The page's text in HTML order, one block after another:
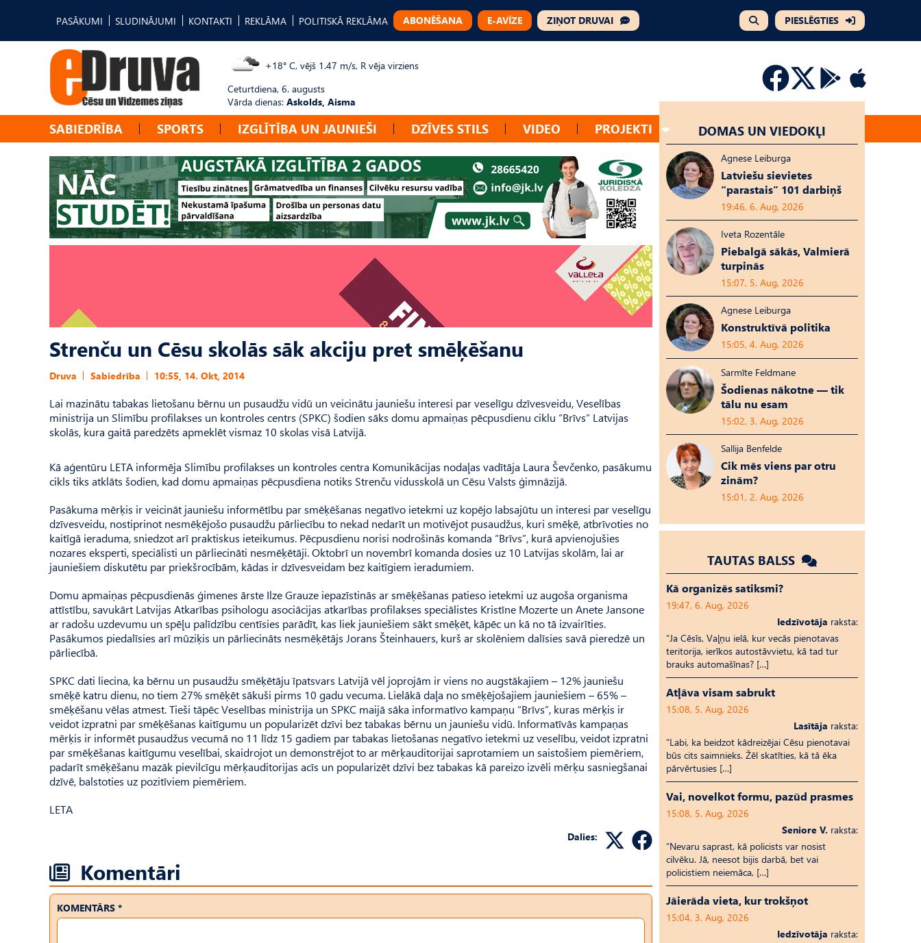
PASĀKUMI SLUDINĀJUMI KONTAKTI REKLĀMA POLITISKĀ REKLĀMA ABONĒŠANA E-AVĪZE ZIŅOT DRUVAI PIESLĒGTIES
+18° C, vējš 1.47 m/s, R vēja virziens
Ceturtdiena, 6. augusts
Vārda dienas: Askolds, Aisma
SABIEDRĪBA SPORTS IZGLĪTĪBA UN JAUNIEŠI DZĪVES STILS VIDEO PROJEKTI
Strenču un Cēsu skolās sāk akciju pret smēķēšanu
Druva Sabiedrība 10:55, 14. Okt, 2014
Lai mazinātu tabakas lietošanu bērnu un pusaudžu vidū un veicinātu jauniešu interesi par veselīgu dzīvesveidu, Veselības
ministrija un Slimību profilakses un kontroles centrs (SPKC) šodien sāks domu apmaiņas pēcpusdienu ciklu “Brīvs” Latvijas
skolās, kura gaitā paredzēts apmeklēt vismaz 10 skolas visā Latvijā.
Kā aģentūru LETA informēja Slimību profilakses un kontroles centra Komunikācijas nodaļas vadītāja Laura Ševčenko, pasākumu
cikls tiks atklāts šodien, kad domu apmaiņas pēcpusdiena notiks Strenču vidusskolā un Cēsu Valsts ģimnāzijā.
Pasākuma mērķis ir veicināt jauniešu informētību par smēķēšanas negatīvo ietekmi uz kopējo labsajūtu un interesi par veselīgu
dzīvesveidu, nostiprinot nesmēķējošo pusaudžu pārliecību to nekad nedarīt un motivējot pusaudžus, kuri smēķē, atbrīvoties no
kaitīgā ieraduma, sniedzot arī praktiskus ieteikumus. Pēcpusdienu norisi nodrošinās komanda “Brīvs”, kurā apvienojušies
nozares eksperti, speciālisti un pārliecināti nesmēķētāji. Oktobrī un novembrī komanda dosies uz 10 Latvijas skolām, lai ar
jauniešiem diskutētu par priekšrocībām, kādas ir dzīvesveidam bez kaitīgiem ieradumiem.
Domu apmaiņas pēcpusdienās ģimenes ārste Ilze Grauze iepazīstinās ar smēķēšanas patieso ietekmi uz augoša organisma
attīstību, savukārt Latvijas Atkarības psihologu asociācijas atkarības profilakses speciālistes Kristīne Mozerte un Anete Jansone
ar radošu uzdevumu un spēļu palīdzību centīsies parādīt, kas liek jauniešiem sākt smēķēt, kāpēc un kā no tā izvairīties.
Pasākumos piedalīsies arī mūziķis un pārliecināts nesmēķētājs Jorans Šteinhauers, kurš ar skolēniem dalīsies savā pieredzē un
pārliecībā.
SPKC dati liecina, ka bērnu un pusaudžu smēķētāju īpatsvars Latvijā vēl joprojām ir viens no augstākajiem – 12% jauniešu
smēķē katru dienu, no tiem 27% smēķēt sākuši pirms 10 gadu vecuma. Lielākā daļa no smēķējošajiem jauniešiem – 65% –
smēķēšanu vēlas atmest. Tieši tāpēc Veselības ministrija un SPKC maijā sāka informatīvo kampaņu “Brīvs”, kuras mērķis ir
veidot izpratni par smēķēšanas kaitīgumu un popularizēt dzīvi bez tabakas bērnu un jauniešu vidū. Informatīvās kampaņas
mērķis ir informēt pusaudžus vecumā no 11 līdz 15 gadiem par tabakas lietošanas negatīvo ietekmi uz veselību, veidot izpratni
par smēķēšanas kaitīgumu veselībai, skaidrojot un demonstrējot to ar mērķauditorijai saprotamiem un saistošiem piemēriem,
padarīt smēķēšanu mazāk pievilcīgu mērķauditorijas acīs un popularizēt dzīvi bez tabakas kā pareizo izvēli mērķu sasniegšanai
dzīvē, balstoties uz pozitīviem piemēriem.
LETA
Dalies:
Komentāri
KOMENTĀRS *
DOMAS UN VIEDOKĻI
Agnese Leiburga
Latviešu sievietes
“parastais” 101 darbiņš
19:46, 6. Aug, 2026
Iveta Rozentāle
Piebalgā sākās, Valmierā
turpinās
15:07, 5. Aug, 2026
Agnese Leiburga
Konstruktīvā politika
15:05, 4. Aug, 2026
Sarmīte Feldmane
Šodienas nākotne — tik
tālu nu esam
15:02, 3. Aug, 2026
Sallija Benfelde
Cik mēs viens par otru
zinām?
15:01, 2. Aug, 2026
TAUTAS BALSS
Kā organizēs satiksmi?
19:47, 6. Aug, 2026
Iedzīvotāja raksta:
“Ja Cēsīs, Vaļņu ielā, kur vecās pienotavas
teritorija, ierīkos autostāvvietu, kā tad tur
brauks automašīnas? […]
Atļāva visam sabrukt
15:08, 5. Aug, 2026
Lasītāja raksta:
“Labi, ka beidzot kādreizējai Cēsu pienotavai
būs cits saimnieks. Žēl skatīties, kā tā ēka
pārvērtusies […]
Vai, novelkot formu, pazūd prasmes
15:08, 5. Aug, 2026
Seniore V. raksta:
“Nevaru saprast, kā policists var nosist
cilvēku. Jā, neesot bijis darbā, bet vai
policistiem neiemāca, […]
Jāierāda vieta, kur trokšņot
15:04, 3. Aug, 2026
Iedzīvotāja raksta: